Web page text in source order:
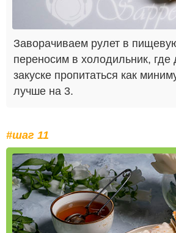
Заворачиваем рулет в
переносим в холодильник,
закуске пропитаться как
лучше на 3.
#шаг 11